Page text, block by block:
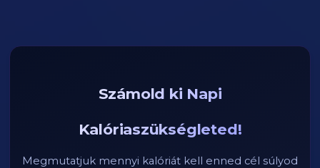
Számold ki Napi
Kalóriaszükségleted!
Megmutatjuk mennyi kalóriát kell enned cél súlyod